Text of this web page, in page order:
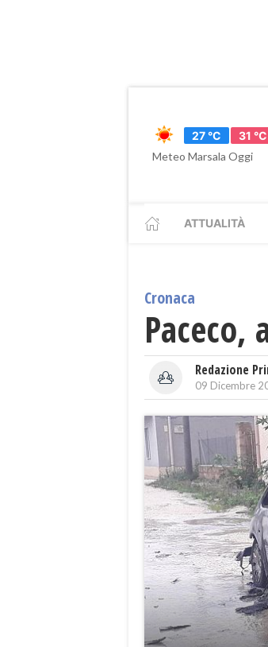
27 °C
31 °C
Meteo Marsala Oggi
ATTUALITÀ
Cronaca
Redazione
09 Dicembre